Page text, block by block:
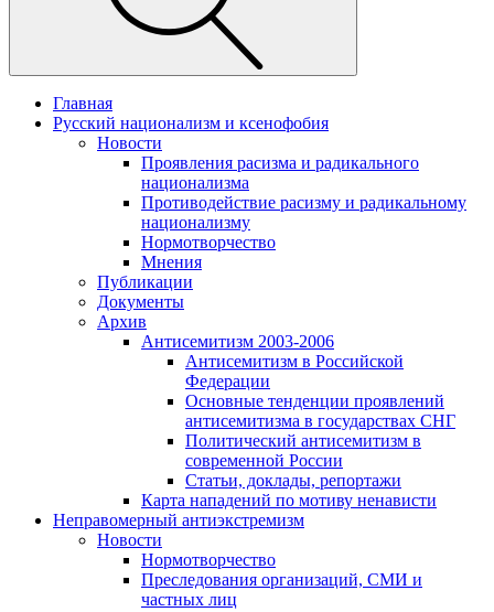
Главная
Русский национализм и ксенофобия
Новости
Проявления расизма и радикального
национализма
Противодействие расизму и радикальному
национализму
Нормотворчество
Мнения
Публикации
Документы
Архив
Антисемитизм 2003-2006
Антисемитизм в Российской
Федерации
Основные тенденции проявлений
антисемитизма в государствах СНГ
Политический антисемитизм в
современной России
Статьи, доклады, репортажи
Карта нападений по мотиву ненависти
Неправомерный антиэкстремизм
Новости
Нормотворчество
Преследования организаций, СМИ и
частных лиц